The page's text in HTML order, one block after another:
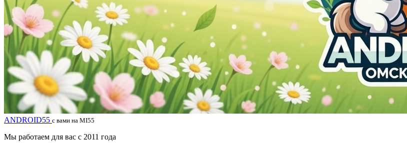
ANDROID55 с вами на MI55
Мы работаем для вас с 2011 года